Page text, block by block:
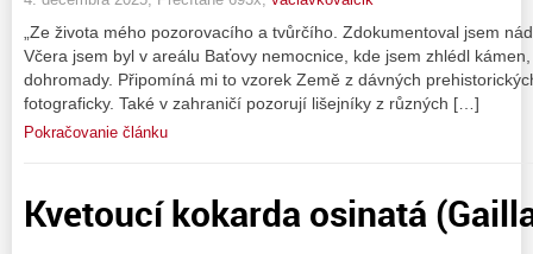
„Ze života mého pozorovacího a tvůrčího. Zdokumentoval jsem
Včera jsem byl v areálu Baťovy nemocnice, kde jsem zhlédl
dohromady. Připomíná mi to vzorek Země z dávných
fotograficky. Také v zahraničí pozorují lišejníky z různých […]
Pokračovanie článku
Kvetoucí kokarda osinatá